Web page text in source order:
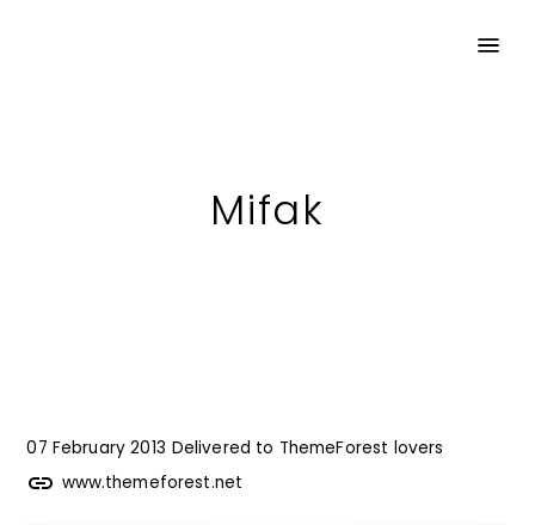
Mifak
07 February 2013 Delivered to ThemeForest lovers
www.themeforest.net